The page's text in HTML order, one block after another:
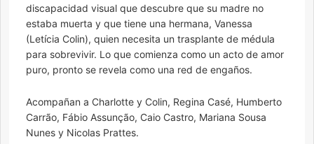
discapacidad visual que descubre que su madre no
estaba muerta y que tiene una hermana, Vanessa
(Letícia Colin), quien necesita un trasplante de médula
para sobrevivir. Lo que comienza como un acto de amor
puro, pronto se revela como una red de engaños.
Acompañan a Charlotte y Colin, Regina Casé, Humberto
Carrão, Fábio Assunção, Caio Castro, Mariana Sousa
Nunes y Nicolas Prattes.